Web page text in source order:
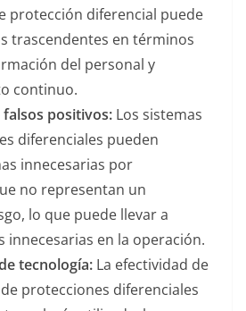
protección diferencial puede
trascendentes en términos
del personal y
continuo.
positivos: Los sistemas
diferenciales pueden
innecesarias por
no representan un
lo que puede llevar a
innecesarias en la operación.
tecnología: La efectividad de
protecciones diferenciales